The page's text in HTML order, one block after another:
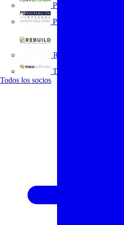
Plan Reforma
Programación Integral
REBUILD
Trace Software
Todos los socios